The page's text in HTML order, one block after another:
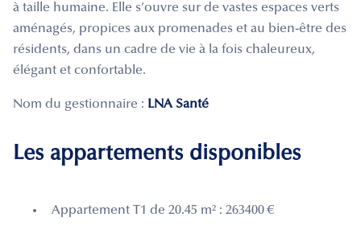
à taille humaine. Elle s’ouvre sur de vastes espaces verts
aménagés, propices aux promenades et au bien-être des
résidents, dans un cadre de vie à la fois chaleureux,
élégant et confortable.
Nom du gestionnaire : LNA Santé
Les appartements disponibles
Appartement T1 de 20.45 m² : 263400 €